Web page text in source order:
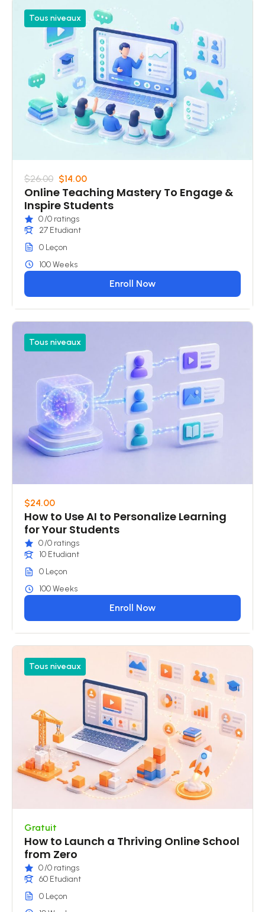
Tous niveaux
$26.00 $14.00
Online Teaching Mastery To Engage &
Inspire Students
0/0 ratings
27 Etudiant
0 Leçon
100 Weeks
Enroll Now
Tous niveaux
$24.00
How to Use AI to Personalize Learning
for Your Students
0/0 ratings
10 Etudiant
0 Leçon
100 Weeks
Enroll Now
Tous niveaux
Gratuit
How to Launch a Thriving Online School
from Zero
0/0 ratings
60 Etudiant
0 Leçon